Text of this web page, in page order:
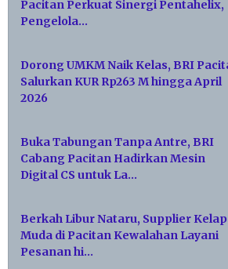
Pacitan Perkuat Sinergi Pentahelix,
Pengelola…
Dorong UMKM Naik Kelas, BRI
Salurkan KUR Rp263 M hingga April
2026
Buka Tabungan Tanpa Antre, BRI
Cabang Pacitan Hadirkan Mesin
Digital CS untuk La…
Berkah Libur Nataru, Supplier
Muda di Pacitan Kewalahan Layani
Pesanan hi…